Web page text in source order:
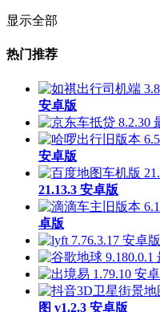
显示全部
热门推荐
安卓版
安卓版
21.13.3 安卓版
卓版
图 v1.2.3 安卓版